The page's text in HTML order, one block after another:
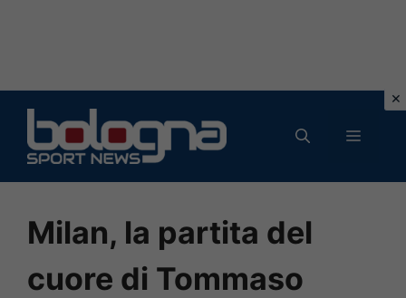
contenuto
MENU
Milan, la partita del
cuore di Tommaso